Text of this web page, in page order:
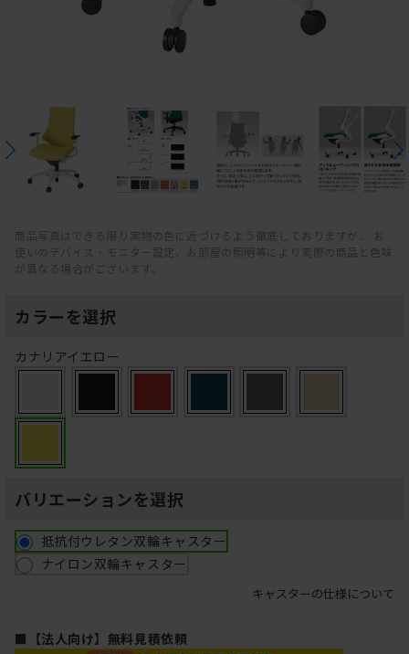
商品写真はできる限り実物の色に近づけるよう徹底しておりますが、 お
使いのデバイス・モニター設定、お部屋の照明等により実際の商品と色味
が異なる場合がございます。
カラーを選択
カナリアイエロー
バリエーションを選択
抵抗付ウレタン双輪キャスター
ナイロン双輪キャスター
キャスターの仕様について
■【法人向け】無料見積依頼